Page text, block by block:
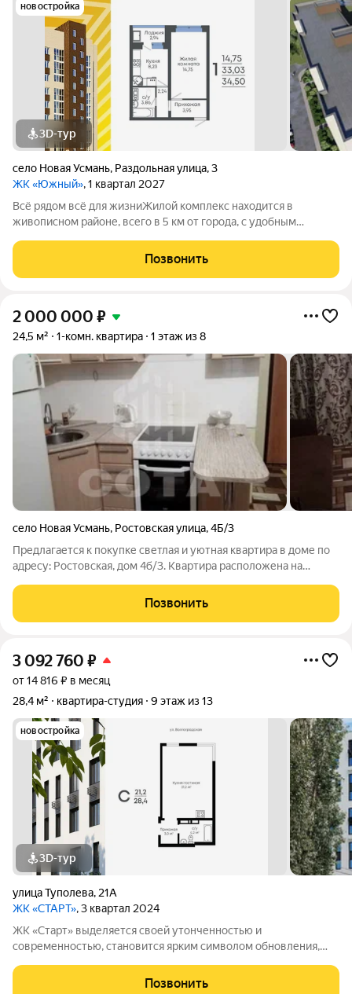
новостройка
3D-тур
село Новая Усмань, Раздольная улица,3
ЖК «Южный», 1 квартал 2027
Всё рядом всё для жизниЖилой комплекс находится в
живописном районе, всего в 5 км от города, с удобным
обширного лесного массива урочище Дубрава делает этот
район идеальным для семейного
Позвонить
2 000 000 ₽
24,5 м² 1-комн. квартира 1 этаж из 8
село Новая Усмань, Ростовская улица,4Б/3
Предлагается к покупке светлая и уютная квартира в доме по
адресу: Ростовская, дом 4б/3. Квартира расположена на
квартиры составляет 24,50 кв. м., жилая площадь 15,00 кв. м.,
Позвонить
3 092 760 ₽
от 14 816 ₽ в месяц
28,4 м²
квартира-студия 9 этаж из 13
новостройка
3D-тур
улица Туполева, 21А
ЖК «СТАРТ», 3 квартал 2024
ЖК «Старт» выделяется своей утонченностью и
современностью, становится ярким символом обновления,
пространство.Современная архитектураЖК «Старт» это
Позвонить